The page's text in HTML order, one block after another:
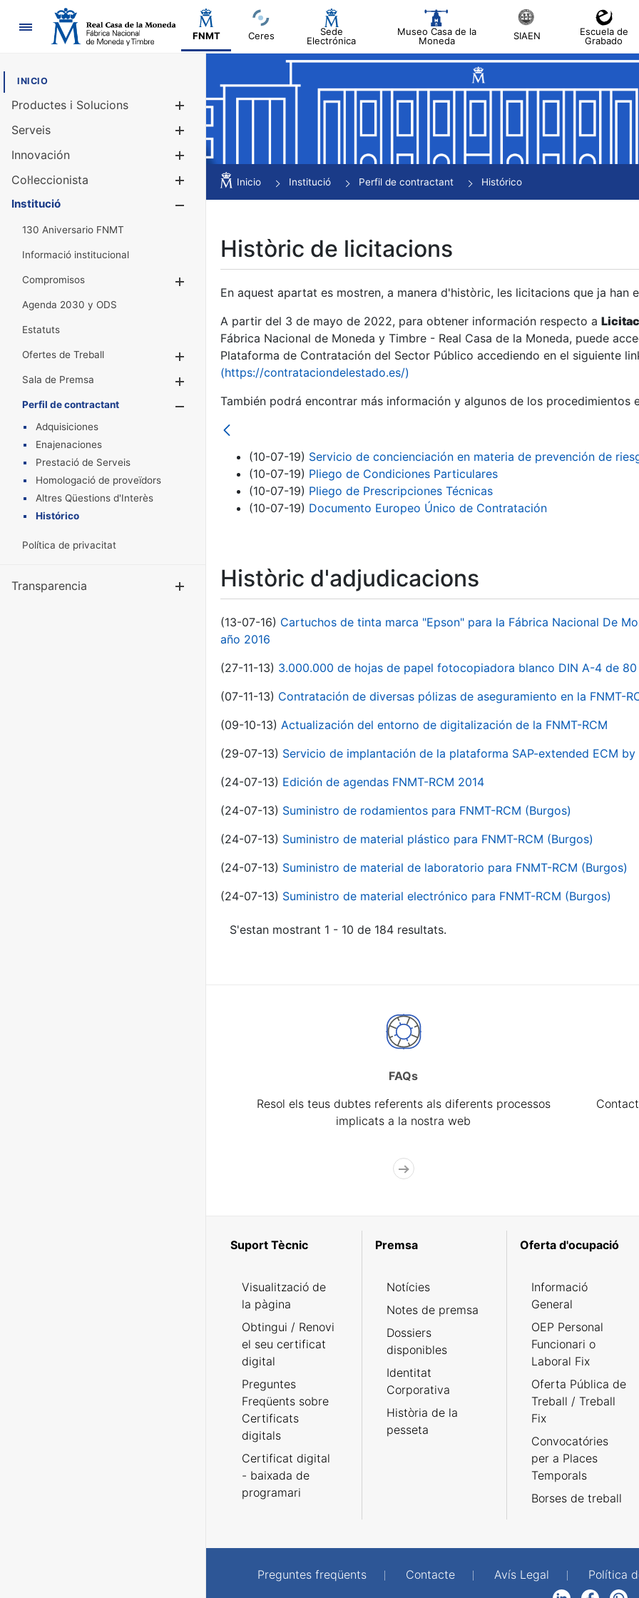
Navegació
FNMT Ceres
Sede
Electrónica
Museo Casa de la
Moneda
SIAEN
Escuela de
Grabado
INICIO
Productes i Solucions
Mostra/Amaga
Serveis
Innovación
Col·leccionista
Mostra/Amaga
Institució
130 Aniversario FNMT
Informació institucional
Compromisos
Agenda 2030 y ODS
Estatuts
Ofertes de Treball
Mostra/Amaga
Sala de Premsa
Mostra/Amaga
Perfil de contractant
Mostra/Amaga
Adquisiciones
Enajenaciones
Prestació de Serveis
Homologació de proveïdors
Altres Qüestions d'Interès
Histórico
Política de privacitat
Transparencia Mostra/Amaga
Inicio Institució Perfil de contractant Histórico
Històric de licitacions
En aquest apartat es mostren, a manera d'històric, les licitacions que ja
A partir del 3 de mayo de 2022, para obtener información respecto a
Fábrica Nacional de Moneda y Timbre - Real Casa de la Moneda, puede
Plataforma de Contratación del Sector Público accediendo en el siguiente
(https://contrataciondelestado.es/)
También podrá encontrar más información y algunos de los procedimientos
(10-07-19) Servicio de concienciación en materia de prevención de
(10-07-19) Pliego de Condiciones Particulares
(10-07-19) Pliego de Prescripciones Técnicas
(10-07-19) Documento Europeo Único de Contratación
Històric d'adjudicacions
(13-07-16) Cartuchos de tinta marca "Epson" para la Fábrica Nacional De
año 2016
(27-11-13) 3.000.000 de hojas de papel fotocopiadora blanco DIN A-4 de 80
(07-11-13) Contratación de diversas pólizas de aseguramiento en la FNMT-
(09-10-13) Actualización del entorno de digitalización de la FNMT-RCM
(29-07-13) Servicio de implantación de la plataforma SAP-extended ECM by
(24-07-13) Edición de agendas FNMT-RCM 2014
(24-07-13) Suministro de rodamientos para FNMT-RCM (Burgos)
(24-07-13) Suministro de material plástico para FNMT-RCM (Burgos)
(24-07-13) Suministro de material de laboratorio para FNMT-RCM (Burgos)
(24-07-13) Suministro de material electrónico para FNMT-RCM (Burgos)
S'estan mostrant 1 - 10 de 184 resultats.
FAQs
Resol els teus dubtes referents als diferents processos
implicats a la nostra web
Suport Tècnic
Visualització de
la pàgina
Obtingui / Renovi
el seu certificat
digital
Preguntes
Freqüents sobre
Certificats
digitals
Certificat digital
- baixada de
programari
Premsa
Notícies
Notes de premsa
Dossiers
disponibles
Identitat
Corporativa
Història de la
pesseta
Oferta d'ocupació
Informació
General
OEP Personal
Funcionari o
Laboral Fix
Oferta Pública de
Treball / Treball
Fix
Convocatóries
per a Places
Temporals
Borses de treball
Preguntes freqüents Contacte Avís Legal Política